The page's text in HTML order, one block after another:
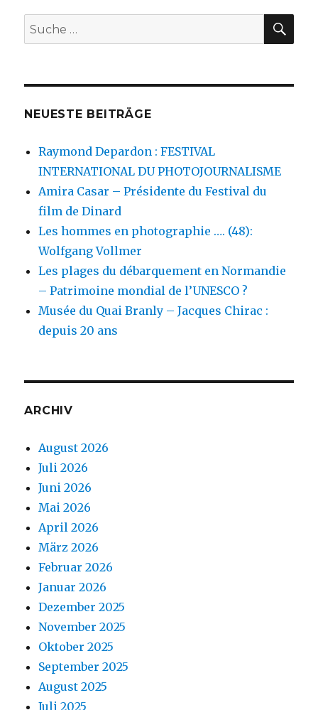
Suche
nach:
NEUESTE BEITRÄGE
Raymond Depardon : FESTIVAL
INTERNATIONAL DU PHOTOJOURNALISME
Amira Casar – Présidente du Festival du
film de Dinard
Les hommes en photographie …. (48):
Wolfgang Vollmer
Les plages du débarquement en Normandie
– Patrimoine mondial de l’UNESCO ?
Musée du Quai Branly – Jacques Chirac :
depuis 20 ans
ARCHIV
August 2026
Juli 2026
Juni 2026
Mai 2026
April 2026
März 2026
Februar 2026
Januar 2026
Dezember 2025
November 2025
Oktober 2025
September 2025
August 2025
Juli 2025